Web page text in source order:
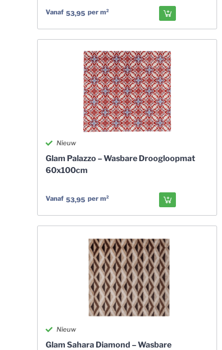
Vanaf 53,95 per m²
Nieuw
Glam Palazzo – Wasbare Droogloopmat
60x100cm
Vanaf 53,95 per m²
Nieuw
Glam Sahara Diamond – Wasbare